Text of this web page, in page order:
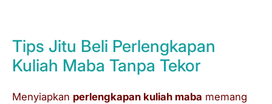
Tips Jitu Beli Perlengkapan
Kuliah Maba Tanpa Tekor
Menyiapkan perlengkapan kuliah maba memang